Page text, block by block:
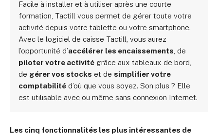
Facile à installer et à utiliser après une courte
formation, Tactill vous permet de gérer toute votre
activité depuis votre tablette ou votre smartphone.
Avec le logiciel de caisse Tactill, vous aurez
l’opportunité d’accélérer les encaissements , de
piloter votre activité grâce aux tableaux de bord,
de gérer vos stocks et de simplifier votre
comptabilité d’où que vous soyez. Son plus ? Elle
est utilisable avec ou même sans connexion Internet.
Les cinq fonctionnalités les plus intéressantes de